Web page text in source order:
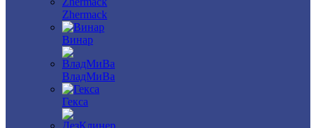
Zhermack
Винар
ВладМиВа
Гекса